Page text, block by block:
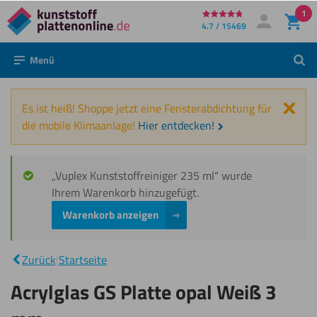
Direkt
zum
Inhalt
4.7 / 15469 Mein Konto
Anmelden
1
Menü
Es ist heiß! Shoppe jetzt eine Fensterabdichtung für
die mobile Klimaanlage! Hier entdecken!
„Vuplex Kunststoffreiniger 235 ml“ wurde
Ihrem Warenkorb hinzugefügt.
Warenkorb anzeigen
Zurück Startseite
Acrylglas
GS
Platte
opal
mm
Acrylglas GS Platte opal Weiß 3